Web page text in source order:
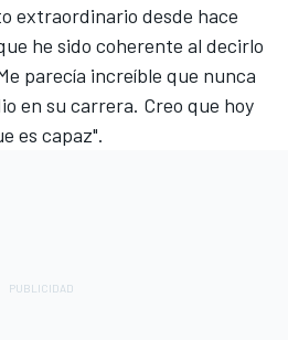
extraordinario desde hace
he sido coherente al decirlo
parecía increíble que nunca
en su carrera. Creo que hoy
es capaz".